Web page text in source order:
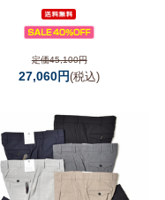
定価45,100円
27,060円(税込)